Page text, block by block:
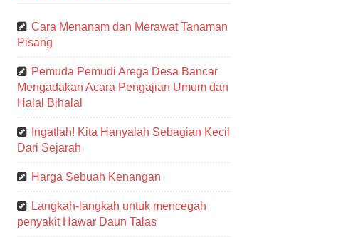
Cara Menanam dan Merawat Tanaman
Pisang
Pemuda Pemudi Arega Desa Bancar
Mengadakan Acara Pengajian Umum dan
Halal Bihalal
Ingatlah! Kita Hanyalah Sebagian Kecil
Dari Sejarah
Harga Sebuah Kenangan
Langkah-langkah untuk mencegah
penyakit Hawar Daun Talas